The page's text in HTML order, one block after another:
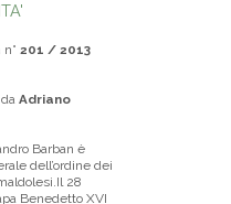
n° 201 / 2013
Adriano
Barban è
dell’ordine dei
28
Benedetto XVI